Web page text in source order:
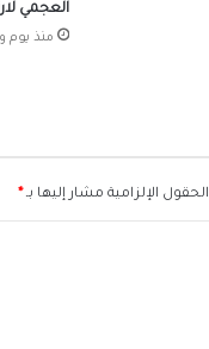
العجمي
منذ يوم
الحقول الإلزامية مشار إليها بـ *